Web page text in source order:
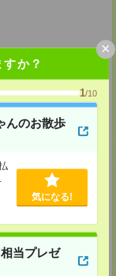
か？
1/10
んのお散歩
気になる!
当プレゼ
×